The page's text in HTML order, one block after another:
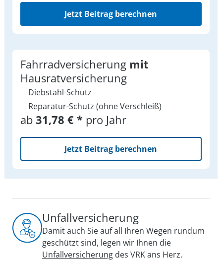
Jetzt Beitrag berechnen
Fahrradversicherung mit
Hausratversicherung
Diebstahl-Schutz
Reparatur-Schutz (ohne Verschleiß)
ab 31,78 € *pro Jahr
Jetzt Beitrag berechnen
Unfallversicherung
Damit auch Sie auf all Ihren Wegen rundum
geschützt sind, legen wir Ihnen die
Unfallversicherungdes VRK ans Herz.